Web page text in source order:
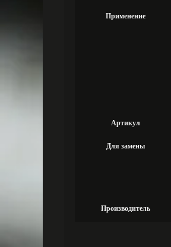
Применение
Артикул
Для замены
Производитель